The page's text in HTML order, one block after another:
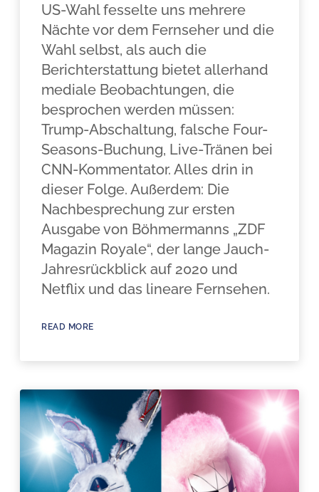
US-Wahl fesselte uns mehrere
Nächte vor dem Fernseher und die
Wahl selbst, als auch die
Berichterstattung bietet allerhand
mediale Beobachtungen, die
besprochen werden müssen:
Trump-Abschaltung, falsche Four-
Seasons-Buchung, Live-Tränen bei
CNN-Kommentator. Alles drin in
dieser Folge. Außerdem: Die
Nachbesprechung zur ersten
Ausgabe von Böhmermanns „ZDF
Magazin Royale“, der lange Jauch-
Jahresrückblick auf 2020 und
Netflix und das lineare Fernsehen.
READ MORE